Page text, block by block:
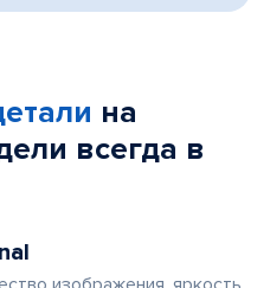
на
всегда в